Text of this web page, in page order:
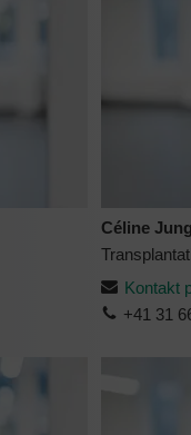
Céline
Kontakt
+41 31